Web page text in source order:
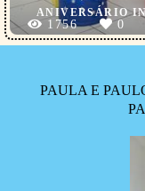
ANIVERSÁRIO
1756 0
PAULA E